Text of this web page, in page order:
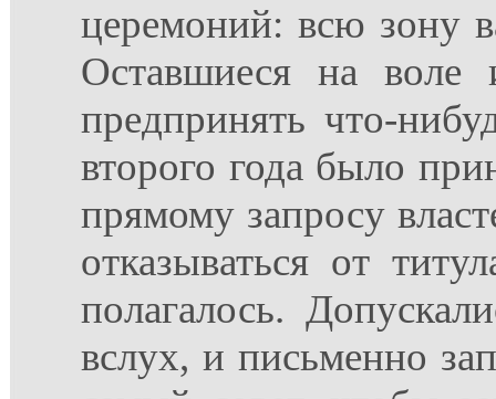
церемоний: всю зону
Оставшиеся на воле
предпринять что-
второго года было
прямому запросу
отказываться от
полагалось.
вслух, и письменно